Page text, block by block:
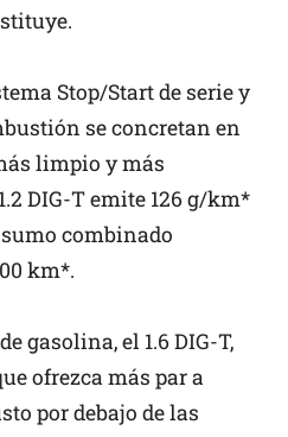
Stop/Start de serie y
se concretan en
limpio y más
DIG-T emite 126 g/km*
combinado
km*.
gasolina, el 1.6 DIG-T,
ofrezca más par a
por debajo de las